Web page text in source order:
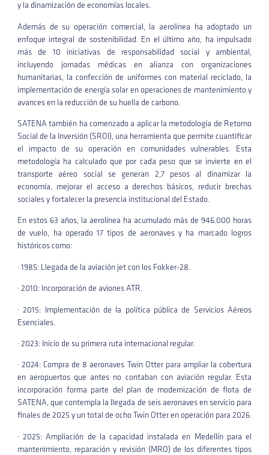
y la dinamización de economías locales.
Además de su operación comercial, la aerolínea ha adoptado un
enfoque integral de sostenibilidad. En el último año, ha impulsado
más de 10 iniciativas de responsabilidad social y ambiental,
incluyendo jornadas médicas en alianza con organizaciones
humanitarias, la confección de uniformes con material reciclado, la
implementación de energía solar en operaciones de mantenimiento y
avances en la reducción de su huella de carbono.
SATENA también ha comenzado a aplicar la metodología de Retorno
Social de la Inversión (SROI), una herramienta que permite cuantificar
el impacto de su operación en comunidades vulnerables. Esta
metodología ha calculado que por cada peso que se invierte en el
transporte aéreo social se generan 2,7 pesos al dinamizar la
economía, mejorar el acceso a derechos básicos, reducir brechas
sociales y fortalecer la presencia institucional del Estado.
En estos 63 años, la aerolínea ha acumulado más de 946.000 horas
de vuelo, ha operado 17 tipos de aeronaves y ha marcado logros
históricos como:
· 1985: Llegada de la aviación jet con los Fokker-28.
· 2010: Incorporación de aviones ATR.
· 2015: Implementación de la política pública de Servicios Aéreos
Esenciales.
· 2023: Inicio de su primera ruta internacional regular.
· 2024: Compra de 8 aeronaves Twin Otter para ampliar la cobertura
en aeropuertos que antes no contaban con aviación regular. Esta
incorporación forma parte del plan de modernización de flota de
SATENA, que contempla la llegada de seis aeronaves en servicio para
finales de 2025 y un total de ocho Twin Otter en operación para 2026.
· 2025: Ampliación de la capacidad instalada en Medellín para el
mantenimiento, reparación y revisión (MRO) de los diferentes tipos